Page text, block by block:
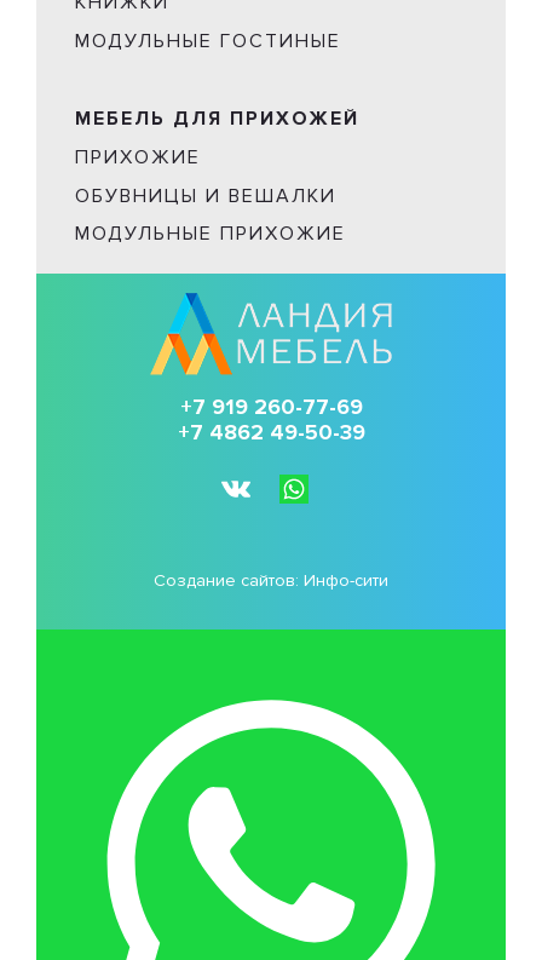
МОДУЛЬНЫЕ ГОСТИНЫЕ
МЕБЕЛЬ ДЛЯ ПРИХОЖЕЙ
ПРИХОЖИЕ
ОБУВНИЦЫ И ВЕШАЛКИ
МОДУЛЬНЫЕ ПРИХОЖИЕ
+7 919 260-77-69
+7 4862 49-50-39
Создание сайтов: Инфо-сити